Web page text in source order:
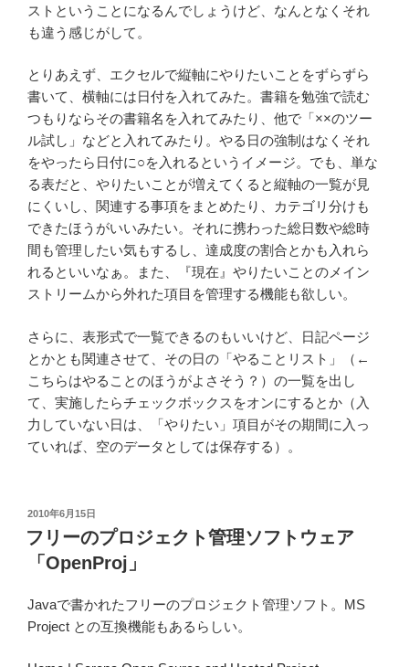
ストということになるんでしょうけど、なんとなくそれ
も違う感じがして。
とりあえず、エクセルで縦軸にやりたいことをずらずら
書いて、横軸には日付を入れてみた。書籍を勉強で読む
つもりならその書籍名を入れてみたり、他で「××のツー
ル試し」などと入れてみたり。やる日の強制はなくそれ
をやったら日付に○を入れるというイメージ。でも、単な
る表だと、やりたいことが増えてくると縦軸の一覧が見
にくいし、関連する事項をまとめたり、カテゴリ分けも
できたほうがいいみたい。それに携わった総日数や総時
間も管理したい気もするし、達成度の割合とかも入れら
れるといいなぁ。また、『現在』やりたいことのメイン
ストリームから外れた項目を管理する機能も欲しい。
さらに、表形式で一覧できるのもいいけど、日記ページ
とかとも関連させて、その日の「やることリスト」（←
こちらはやることのほうがよさそう？）の一覧を出し
て、実施したらチェックボックスをオンにするとか（入
力していない日は、「やりたい」項目がその期間に入っ
ていれば、空のデータとしては保存する）。
投
稿
日:
2010年6月15日
フリーのプロジェクト管理ソフトウェア
「OpenProj」
Javaで書かれたフリーのプロジェクト管理ソフト。MS
Project との互換機能もあるらしい。